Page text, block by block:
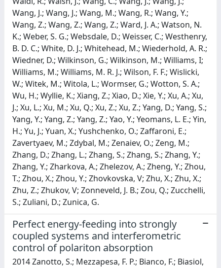
Perfect energy-feeding into strongly
coupled systems and interferometric
control of polariton absorption
2014 Zanotto, S.; Mezzapesa, F. P.; Bianco, F.; Biasiol,